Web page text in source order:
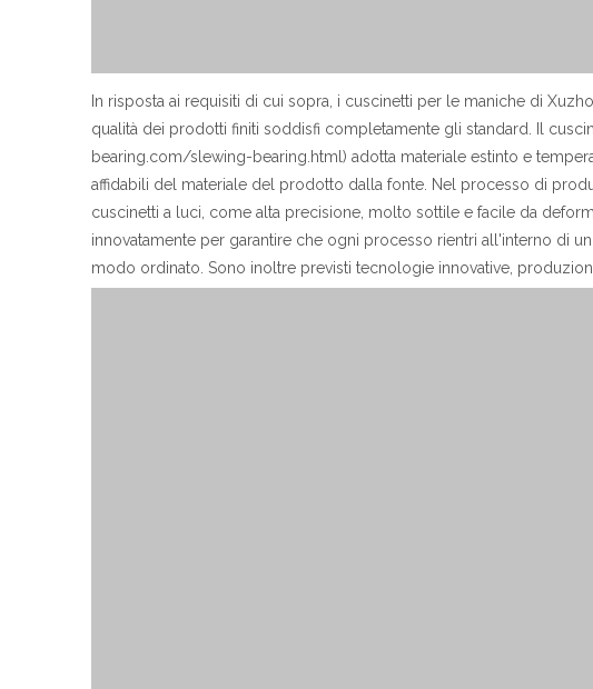
In risposta ai requisiti di cui sopra, i cuscinetti per le maniche di
qualità dei prodotti finiti soddisfi completamente gli standard. Il
bearing.com/slewing-bearing.html) adotta materiale estinto e
affidabili del materiale del prodotto dalla fonte. Nel processo di
cuscinetti a luci, come alta precisione, molto sottile e facile da
innovatamente per garantire che ogni processo rientri all'interno di
modo ordinato. Sono inoltre previsti tecnologie innovative,